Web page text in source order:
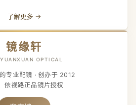
了解更多 →
镜缘轩
OPTICAL
专业配镜 · 创办于 2012
依视路正品镜片授权